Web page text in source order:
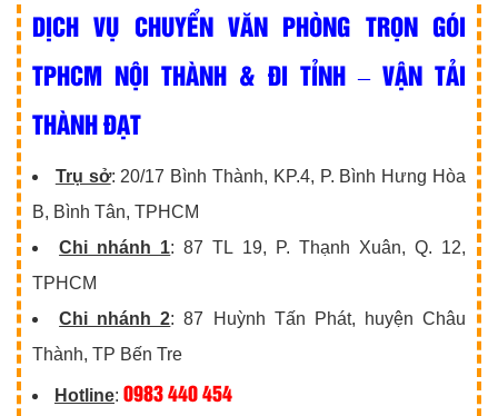
DỊCH VỤ CHUYỂN VĂN PHÒNG TRỌN GÓI
TPHCM NỘI THÀNH & ĐI TỈNH – VẬN TẢI
THÀNH ĐẠT
Trụ sở: 20/17 Bình Thành, KP.4, P. Bình Hưng Hòa
B, Bình Tân, TPHCM
Chi nhánh 1: 87 TL 19, P. Thạnh Xuân, Q. 12,
TPHCM
Chi nhánh 2: 87 Huỳnh Tấn Phát, huyện Châu
Thành, TP Bến Tre
Hotline: 0983 440 454